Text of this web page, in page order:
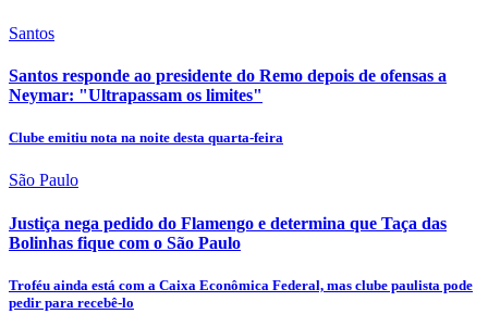
Santos
Santos responde ao presidente do Remo depois de ofensas a
Neymar: "Ultrapassam os limites"
Clube emitiu nota na noite desta quarta-feira
São Paulo
Justiça nega pedido do Flamengo e determina que Taça das
Bolinhas fique com o São Paulo
Troféu ainda está com a Caixa Econômica Federal, mas clube paulista pode
pedir para recebê-lo